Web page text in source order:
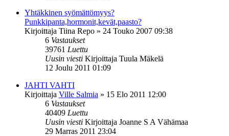
Yhtäkkinen syömättömyys?
Punkkipanta,hormonit,kevät,paasto?
Kirjoittaja Tiina Repo » 24 Touko 2007 09:38
6 Vastaukset
39761 Luettu
Uusin viesti Kirjoittaja Tuula Mäkelä
12 Joulu 2011 01:09
JAHTI VAHTI
Kirjoittaja Ville Salmia » 15 Elo 2011 12:00
6 Vastaukset
40409 Luettu
Uusin viesti Kirjoittaja Joanne S A Vähämaa
29 Marras 2011 23:04